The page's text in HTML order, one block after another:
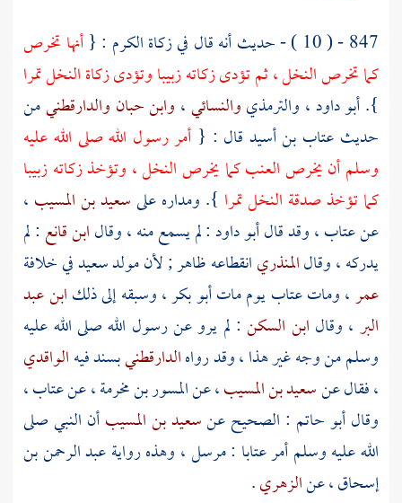
847 - ( 10 ) - حديث أنه قال في زكاة الكرم : {
أنها تخرص
كما تخرص النخل ، ثم تؤدى زكاته زبيبا وتؤدى زكاة النخل تمرا
}.أبو داود، والترمذيوالنسائي، وابن حبان والدارقطنيمن
حديث عتاب بن أسيد قال : { أمر رسول الله صلى الله عليه
وسلم أن يخرص العنب كما يخرص النخل ، وتؤخذ زكاته زبيبا
كما تؤخذ صدقة النخل تمرا }. ومداره علىسعيد بن المسيب ،
عنعتاب، وقد قالأبو داود: لم يسمع منه ، وقالابن قانع : لم
يدركه ، وقالالمنذريانقطاعه ظاهر ; لأن مولدسعيدفي خلافة
عمر، وماتعتابيوم ماتأبو بكر، وسبقه إلى ذلكابن عبد
البر ، وقال ابن السكن : لم يرو عن رسول الله صلى الله عليه
وسلم من وجه غير هذا ، وقد رواهالدارقطنيبسند فيهالواقدي
، فقال عنسعيد بن المسيب، عنالمسور بن مخرمة، عنعتاب،
وقالأبو حاتم : الصحيح عنسعيد بن المسيبأن النبي صلى
الله عليه وسلم أمرعتابا : مرسل ، وهذه روايةعبد الرحمن بن
إسحاق، عنالزهري.